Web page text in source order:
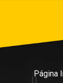
Página